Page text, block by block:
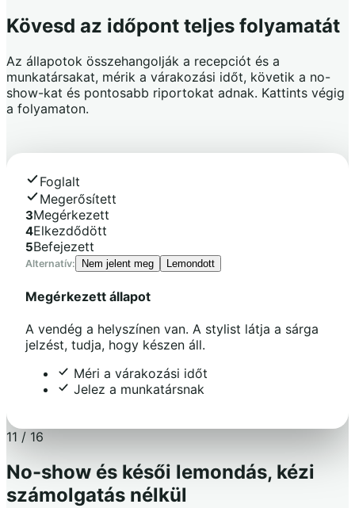
Kövesd az időpont teljes folyamatát
Az állapotok összehangolják a recepciót és a
munkatársakat, mérik a várakozási időt, követik a no-
show-kat és pontosabb riportokat adnak. Kattints végig
a folyamaton.
Foglalt
Megerősített
3Megérkezett
4Elkezdődött
5Befejezett
Alternatív: Nem jelent meg Lemondott
Megérkezett állapot
A vendég a helyszínen van. A stylist látja a sárga
jelzést, tudja, hogy készen áll.
Méri a várakozási időt
Jelez a munkatársnak
11 / 16
No-show és késői lemondás, kézi
számolgatás nélkül